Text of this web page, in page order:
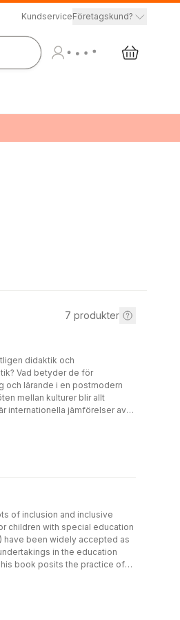
KundserviceFöretagskund?
7 produkter
didaktik och
Vad betyder de för
och lärande i en postmodern
mellan kulturer blir allt
internationella jämförelser av
Allmändidaktik står i
vetande som hör till själva
såsom lärarens professionella
sociala liv och skolans
kontext.Boken erbjuder en
presentation av
of inclusion and inclusive
children with special education
have been widely accepted as
in the education
book posits the practice of